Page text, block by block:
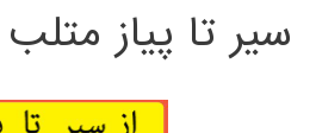
سیر تا پیاز متلب MATLAB